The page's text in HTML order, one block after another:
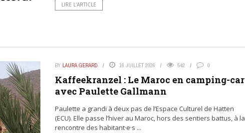
LIRE L’ARTICLE
BY LAURA GERARD 16 JUILLET 2026 542 0
Kaffeekranzel : Le Maroc en camping-car
avec Paulette Gallmann
Paulette a grandi à deux pas de l’Espace Culturel de Hatten
(ECU). Elle passe l’hiver au Maroc, hors des sentiers battus, à la
rencontre des habitant·e·s ...